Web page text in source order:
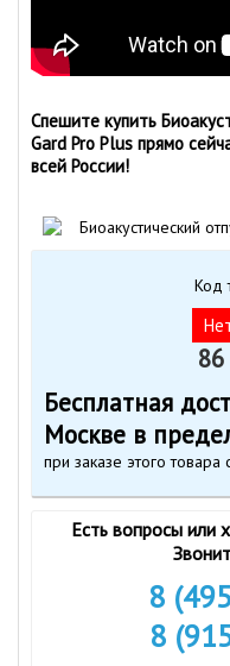
Спешите купить
Gard Pro Plus прямо
всей России!
Код
Бесплатная
Москве в
при заказе этого товара
Есть вопросы или
8
8